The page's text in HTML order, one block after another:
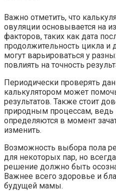
Важно отметить, что
овуляции основывается на
факторов, таких как дата
продолжительность цикла и
могут варьироваться у
повлиять на точность
Периодически проверять
калькулятором может
результатов. Также стоит
природным процессам,
определяются в момент
изменить.
Возможность выбора пола
для некоторых пар, но
решение должно быть
Важнее всего здоровье и
будущей мамы.